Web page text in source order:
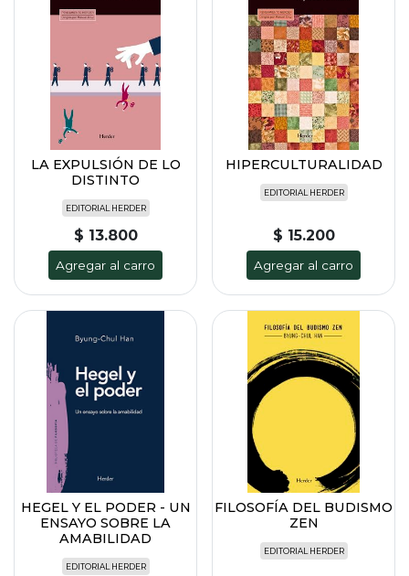
LA EXPULSIÓN DE LO
DISTINTO
EDITORIAL HERDER
$ 13.800
Agregar al carro
HIPERCULTURALIDAD
EDITORIAL HERDER
$ 15.200
Agregar al carro
HEGEL Y EL PODER - UN
ENSAYO SOBRE LA
AMABILIDAD
EDITORIAL HERDER
FILOSOFÍA DEL BUDISMO
ZEN
EDITORIAL HERDER